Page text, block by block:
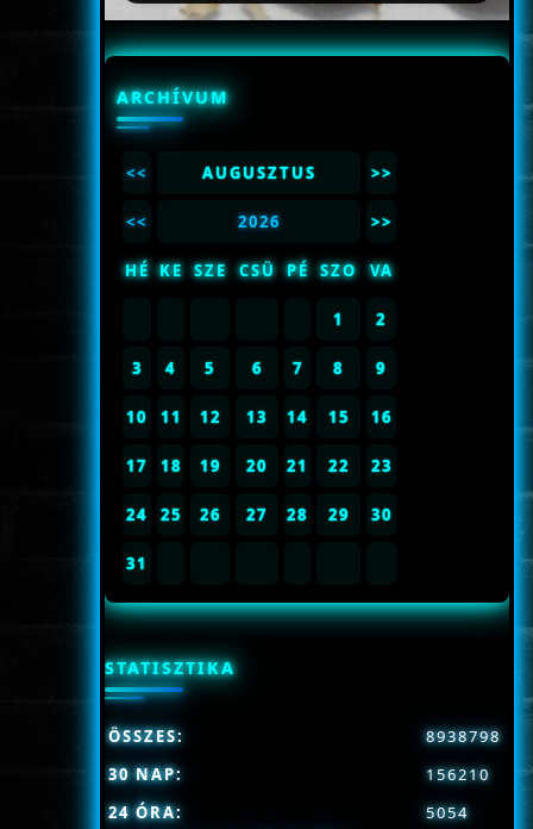
ARCHÍVUM
<< AUGUSZTUS >>
<< 2026 >>
HÉ KE SZE CSÜ PÉ SZO VA
1 2
3 4 5 6 7 8 9
10 11 12 13 14 15 16
17 18 19 20 21 22 23
24 25 26 27 28 29 30
31
STATISZTIKA
ÖSSZES:
8938798
30 NAP:
156210
24 ÓRA:
5054